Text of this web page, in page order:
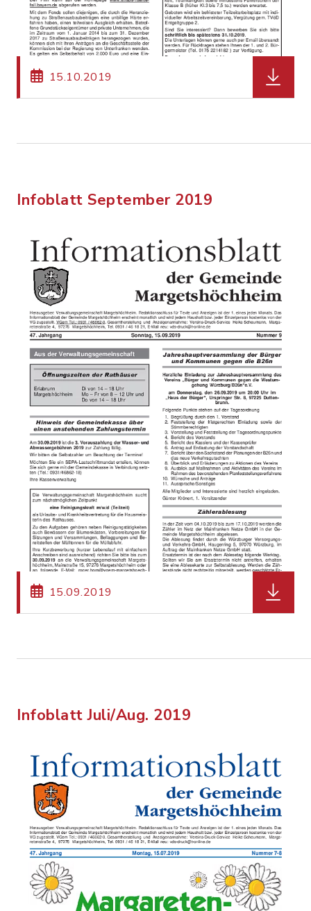
15.10.2019
Infoblatt September 2019
15.09.2019
Infoblatt Juli/Aug. 2019